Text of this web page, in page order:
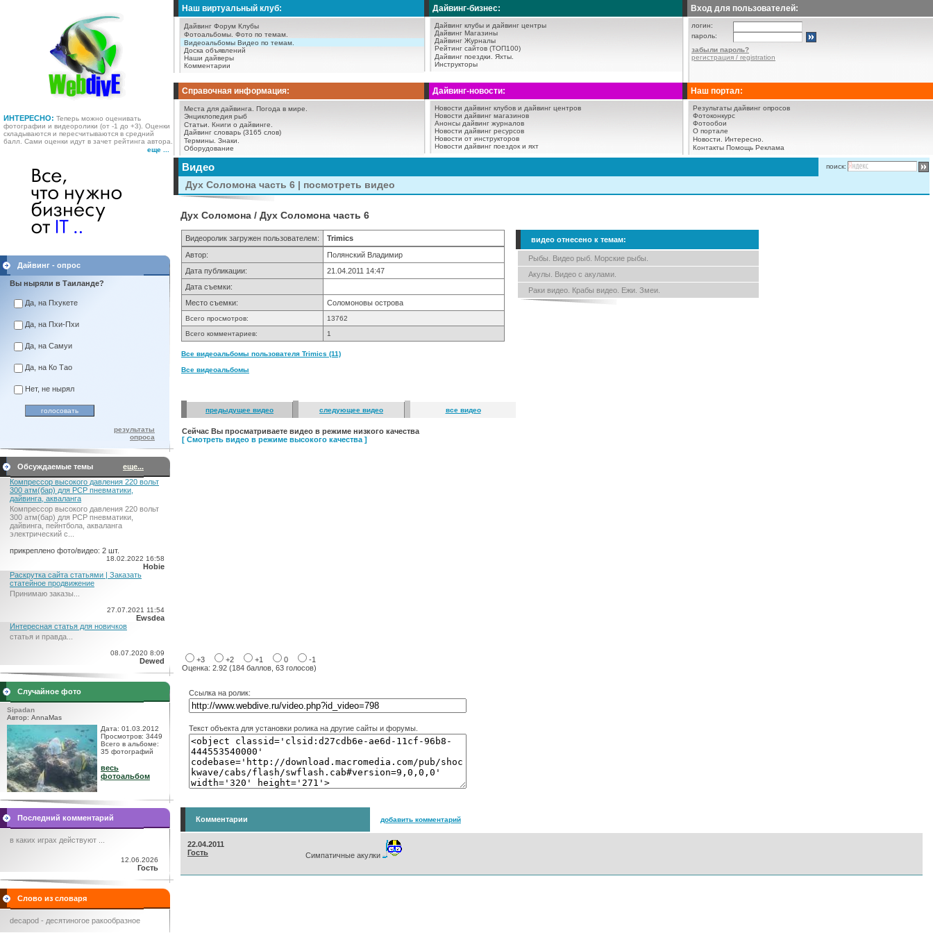
ИНТЕРЕСНО: Теперь можно оценивать
фотографии и видеоролики (от -1 до +3). Оценки
складываются и пересчитываются в средний
балл. Сами оценки идут в зачет рейтинга автора.
еще ...
Наш виртуальный клуб:
Дайвинг Форум Клубы
Фотоальбомы. Фото по темам.
Видеоальбомы Видео по темам.
Доска объявлений
Наши дайверы
Комментарии
Дайвинг-бизнес:
Дайвинг клубы и дайвинг центры
Дайвинг Магазины
Дайвинг Журналы
Рейтинг сайтов (ТОП100)
Дайвинг поездки.
Яхты.
Инструкторы
Вход для пользователей:
логин:
пароль:
забыли пароль?
регистрация / registration
Справочная информация:
Места для дайвинга.
Погода в мире.
Энциклопедия рыб
Статьи.
Книги о дайвинге.
Дайвинг словарь (3165 слов)
Термины. Знаки.
Оборудование
Дайвинг-новости:
Новости дайвинг клубов и дайвинг центров
Новости дайвинг магазинов
Анонсы дайвинг журналов
Новости дайвинг ресурсов
Новости от инструкторов
Новости дайвинг поездок и яхт
Наш портал:
Результаты дайвинг опросов
Фотоконкурс
Фотообои
О портале
Новости.
Интересно.
Контакты Помощь Реклама
Дайвинг - опрос
Вы ныряли в Таиланде?
Да, на Пхукете
Да, на Пхи-Пхи
Да, на Самуи
Да, на Ко Тао
Нет, не нырял
результаты
опроса
Обсуждаемые темы
еще...
Компрессор высокого давления 220 вольт
300 атм(бар) для PCP пневматики,
дайвинга, акваланга
Компрессор высокого давления 220 вольт
300 атм(бар) для PCP пневматики,
дайвинга, пейнтбола, акваланга
электрический c...
прикреплено фото/видео: 2 шт.
18.02.2022 16:58
Hobie
Раскрутка сайта статьями | Заказать
статейное продвижение
Принимаю заказы...
27.07.2021 11:54
Ewsdea
Интересная статья для новичков
статья и правда...
08.07.2020 8:09
Dewed
Случайное фото
Sipadan
Автор: AnnaMas
Дата: 01.03.2012
Просмотров: 3449
Всего в альбоме:
35 фотографий
весь
фотоальбом
Последний комментарий
в каких играх действуют ...
12.06.2026
Гость
Слово из словаря
decapod - десятиногое ракообразное
Видео поиск:
Дух Соломона часть 6 | посмотреть видео
Дух Соломона / Дух Соломона часть 6
Видеоролик загружен пользователем:
Trimics
Автор:
Полянский Владимир
Дата публикации:
21.04.2011 14:47
Дата съемки:
Место съемки:
Соломоновы острова
Всего просмотров:
13762
Всего комментариев:
1
Все видеоальбомы пользователя Trimics (11)
Все видеоальбомы
видео отнесено к темам:
Рыбы. Видео рыб. Морские рыбы.
Акулы. Видео с акулами.
Раки видео. Крабы видео. Ежи. Змеи.
предыдущее видео следующее видео все видео
Сейчас Вы просматриваете видео в режиме низкого качества
[ Смотреть видео в режиме высокого качества ]
+3 +2 +1 0
-1
Оценка: 2.92 (184 баллов, 63 голосов)
Ссылка на ролик:
Текст объекта для установки ролика на другие сайты и форумы.
Комментарии добавить комментарий
22.04.2011
Гость
Симпатичные акулки